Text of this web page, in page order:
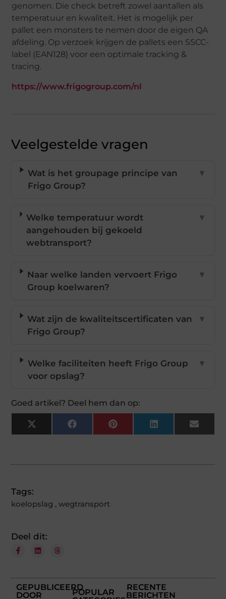
genomen. Die check betreft zowel aantallen als
temperatuur en kwaliteit. Het is mogelijk per
pallet een monsters te nemen door de eigen QA
afdeling. Op verzoek krijgen de pallets een SSCC-
label (EAN128) voor een optimale tracking &
tracing.
https://www.frigogroup.com/nl
Veelgestelde vragen
Wat is het groupage principe van
Frigo Group?
▼
Welke temperatuur wordt
aangehouden bij gekoeld
webtransport?
▼
Naar welke landen vervoert Frigo
Group koelwaren?
▼
Wat zijn de kwaliteitscertificaten van
Frigo Group?
▼
Welke faciliteiten heeft Frigo Group
voor opslag?
▼
Goed artikel? Deel hem dan op:
X
(Twitter)
FacebookPinterestLinkedInEmail
Tags:
koelopslag ,wegtransport
Deel dit:
GEPUBLICEERD
DOOR
POPULAR
RECENTE
BERICHTEN